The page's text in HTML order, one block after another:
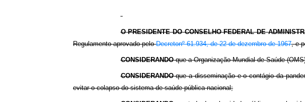
O PRESIDENTE DO CONSELHO FEDERAL DE
Regulamento aprovado peloDecretonº 61.934, de 22 de dezembro de 1967, e
CONSIDERANDOque a Organização Mundial de Saúde
CONSIDERANDOque a disseminação e o contágio da
evitar o colapso do sistema de saúde pública nacional;